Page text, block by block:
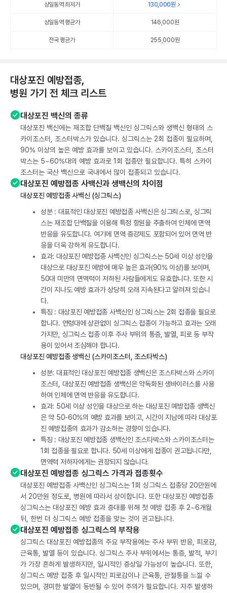
상일동역 최저가 130,000원
상일동역 평균가 146,000원
전국 평균가 255,000원
대상포진 예방접종,
병원 가기 전 체크 리스트
대상포진 백신의 종류
대상포진 백신에는 재조합 단백질 백신인 싱그릭스와 생백신 형태의 스
카이조스터, 조스터박스가 있습니다. 싱그릭스는 2회 접종이 필요하며,
90% 이상의 높은 예방 효과를 보이고 있습니다. 스카이조스터, 조스터
박스는 5~60%대의 예방 효과로 1회 접종만 필요합니다. 특히 스카이
조스터는 국산 백신으로 국내에서 많이 접종되고 있습니다.
대상포진 예방접종 사백신과 생백신의 차이점
대상포진 예방접종 사백신 (싱그릭스)
성분 : 대표적인 대상포진 예방접종 사백신은 싱그릭스로, 싱그릭
스는 재조합 단백질을 이용해 특정 항원을 추출하여 인체에 면역
반응을 유도합니다. 여기에 면역 증강제도 포함되어 있어 면역 반
응을 더욱 강하게 유도합니다.
효과: 대상포진 예방접종 사백신인 싱그릭스는 50세 이상 성인을
대상으로 대상포진 예방에 매우 높은 효과(90% 이상)를 보이며,
50대 미만의 면역력이 저하된 사람들에게도 유효합니다. 또한 시
간이 지나도 예방 효과가 상당히 오래 지속된다고 알려져 있습니
다.
특징 : 대상포진 예방접종 사백신인 싱그릭스는 2회 접종을 필요로
합니다. 연령대에 상관없이 싱그릭스 접종이 가능하고 효과는 오래
가지만, 싱그릭스 접종 이후 주사 부위의 통증, 발열, 피로 등 부작
용이 있어서 조심해야 합니다.
대상포진 예방접종 생백신 (스카이조스터, 조스타박스)
성분: 대표적인 대상포진 예방접종 생백신은 조스타박스와 스카이
조스터, 대상포진 예방접종 생백신은 약독화된 생바이러스를 사용
하여 인체에 면역 반응을 유도합니다.
효과: 50세 이상 성인을 대상으로 하는 대상포진 예방접종 생백신
은 약 50-60%의 예방 효과를 보이고, 시간이 지남에 따라 대상포
진 예방접종의 효과가 감소하는 경향이 있습니다.
특징 : 대상포진 예방접종 생백신인 조스타박스와 스카이조스터는
1회 접종을 필요로 합니다. 50세 이상에게 접종이 권고됩니다만,
면역력 저하자에게는 권장되지 않습니다.
대상포진 예방접종 싱그릭스 가격과 접종횟수
대상포진 예방접종 사백신인 싱그릭스는 1회 싱그릭스 접종당 20만원에
서 20만원 정도로, 병원에 따라서 상이합니다. 또한 대상포진 예방접종
싱그릭스는 대상포진 예방 효과 증대를 위해 첫 예방 접종 후 2~6개월
뒤, 한번 더 싱그릭스 예방 접종을 맞는 것이 권고됩니다.
대상포진 예방접종 싱그릭스의 부작용
싱그릭스 대상포진 예방접종의 주요 부작용에는 주사 부위 반응, 피로감,
근육통, 발열 등이 있습니다. 싱그릭스 주사 부위에서는 통증, 발적, 부기
가 가장 흔하게 발생하지만, 일시적인 증상일 가능성이 높습니다. 또한,
싱그릭스 예방 접종 후 일시적인 피로감이나 근육통, 관절통을 느낄 수
있으며, 경미한 발열이 동반될 수 있어 주의가 필요합니다. 자주 발생하